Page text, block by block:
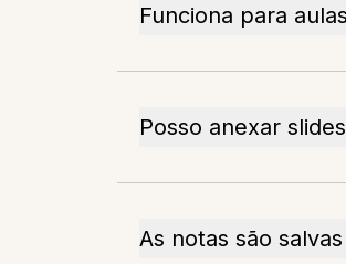
Funciona para
Posso anexar
As notas são